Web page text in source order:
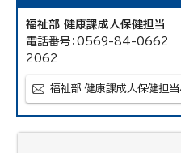
福祉部 健康課成人保健担当
電話番号：0569-84-0662
2062
福祉部 健康課成人保健担